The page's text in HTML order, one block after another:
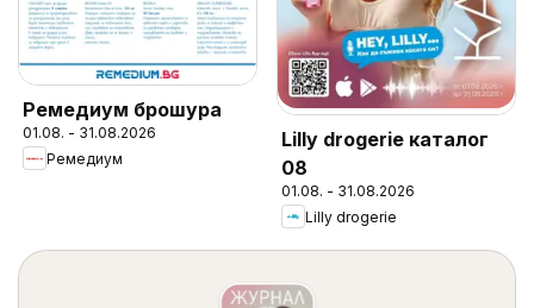
Ремедиум брошура
01.08. - 31.08.2026
Ремедиум
Lilly drogerie каталог
08
01.08. - 31.08.2026
Lilly drogerie